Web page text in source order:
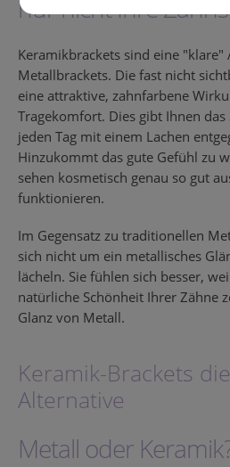
nur nicht Ihre
Keramikbrackets sind eine "klare"
Metallbrackets. Die fast nicht
eine attraktive, zahnfarbene
Tragekomfort. Dies gibt Ihnen
jeden Tag mit einem Lachen
Hinzukommt das gute Gefühl zu
sehen kosmetisch genau so gut
funktionieren.
Im Gegensatz zu traditionellen
sich nicht um ein metallisches
lächeln. Sie fühlen sich besser,
natürliche Schönheit Ihrer Zähne
Glanz von Metall.
Keramik-Brackets
Alternative
Metall oder